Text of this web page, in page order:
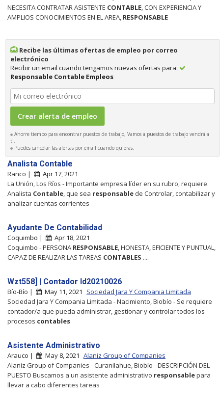
NECESITA CONTRATAR ASISTENTE CONTABLE , CON EXPERIENCIA Y
AMPLIOS CONOCIMIENTOS EN EL AREA, RESPONSABLE
Recibe las últimas ofertas de empleo por correo
electrónico
Recibir un email cuando tengamos nuevas ofertas para:
Responsable Contable Empleos
Ahorre tiempo para encontrar puestos de trabajo, Vamos a puestos de trabajo vendrá a
ti.
Puedes cancelar las alertas por email cuando quieras.
Analista Contable
Ranco |
Apr 17, 2021
La Unión, Los Ríos - Importante empresa líder en su rubro, requiere
Analista Contable , que sea responsable de Controlar, contabilizar y
analizar cuentas corrientes
Ayudante De Contabilidad
Coquimbo |
Apr 18, 2021
Coquimbo - PERSONA RESPONSABLE , HONESTA, EFICIENTE Y PUNTUAL,
CAPAZ DE REALIZAR LAS TAREAS CONTABLES ....
Wzt558] | Contador Id20210026
Bío-Bío | May 11, 2021
Sociedad Jara Y Compania Limitada
Sociedad Jara Y Compania Limitada - Nacimiento, Biobío - Se requiere
contador/a que pueda administrar, gestionar y controlar todos los
procesos contables
Asistente Administrativo
Arauco | May 8, 2021 Alaniz Group of Companies
Alaniz Group of Companies - Curanilahue, Biobío - DESCRIPCIÓN DEL
PUESTO Buscamos a un asistente administrativo responsablepara
llevar a cabo diferentes tareas